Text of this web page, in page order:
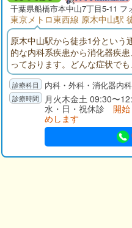
千葉県船橋市本中山7丁目5-11 フ
東京メトロ東西線 原木中山駅
原木中山駅から徒歩1分という
的な内科系疾患から消化器疾
っております。どんな症状で
もお気軽にご相談をいただけ
内科・外科・消化器内
月火木金土 09:30〜
水・日・祝休診 開
めします